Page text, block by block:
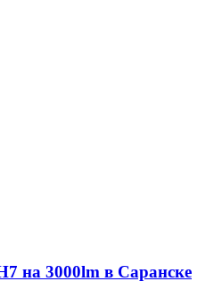
на 3000lm в Саранске